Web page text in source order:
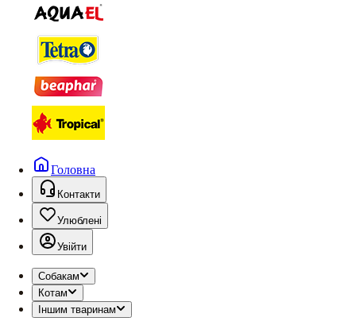
Головна
Контакти
Улюблені
Увійти
Собакам
Котам
Іншим тваринам